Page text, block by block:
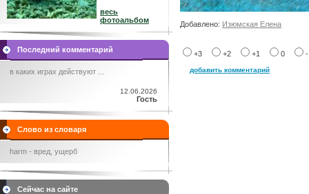
весь
фотоальбом
Последний комментарий
в каких играх действуют ...
12.06.2026
Гость
Слово из словаря
harm - вред, ущерб
Сейчас на сайте
Добавлено: Изюмская Елена
+3 +2 +1 0
добавить комментарий